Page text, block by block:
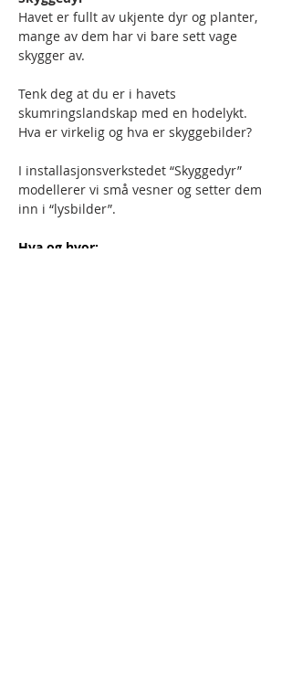
Havet er fullt av ukjente dyr og planter,
mange av dem har vi bare sett vage
skygger av.
Tenk deg at du er i havets
skumringslandskap med en hodelykt.
Hva er virkelig og hva er skyggebilder?
I installasjonsverkstedet “Skyggedyr”
modellerer vi små vesner og setter dem
inn i “lysbilder”.
Hva og hvor: